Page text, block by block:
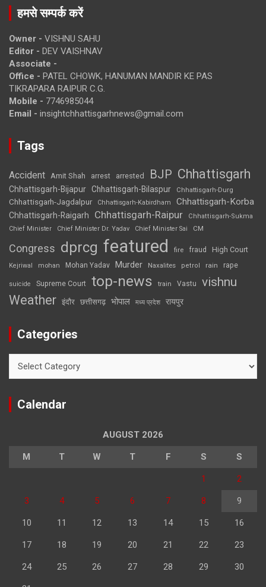
हमसे सम्पर्क करें
Owner - VISHNU SAHU
Editor - DEV VAISHNAV
Associate -
Office - PATEL CHOWK, HANUMAN MANDIR KE PAS
TIKRAPARA RAIPUR C.G.
Mobile - 7746985044
Email - insightchhattisgarhnews@gmail.com
Tags
Accident Amit Shah arrest arrested BJP Chhattisgarh
Chhattisgarh-Bijapur Chhattisgarh-Bilaspur Chhattisgarh-Durg
Chhattisgarh-Jagdalpur Chhattisgarh-Kabirdham Chhattisgarh-Korba
Chhattisgarh-Raigarh Chhattisgarh-Raipur
Chhattisgarh-Sukma
Chief Minister
Chief Minister Dr. Yadav Chief Minister Sai CM
Congress dprcg featured fire fraud High Court
Kejriwal mohan Mohan Yadav Murder Naxalites petrol rain rape
suicide Supreme Court top-news train Vastu vishnu
Weather इंदौर छत्तीसगढ़ भोपाल मध्य प्रदेश रायपुर
Categories
Calendar
AUGUST 2026
M T W T F S S
1 2
3 4 5 6 7 8 9
10 11 12 13 14 15 16
17 18 19 20 21 22 23
24 25 26 27 28 29 30